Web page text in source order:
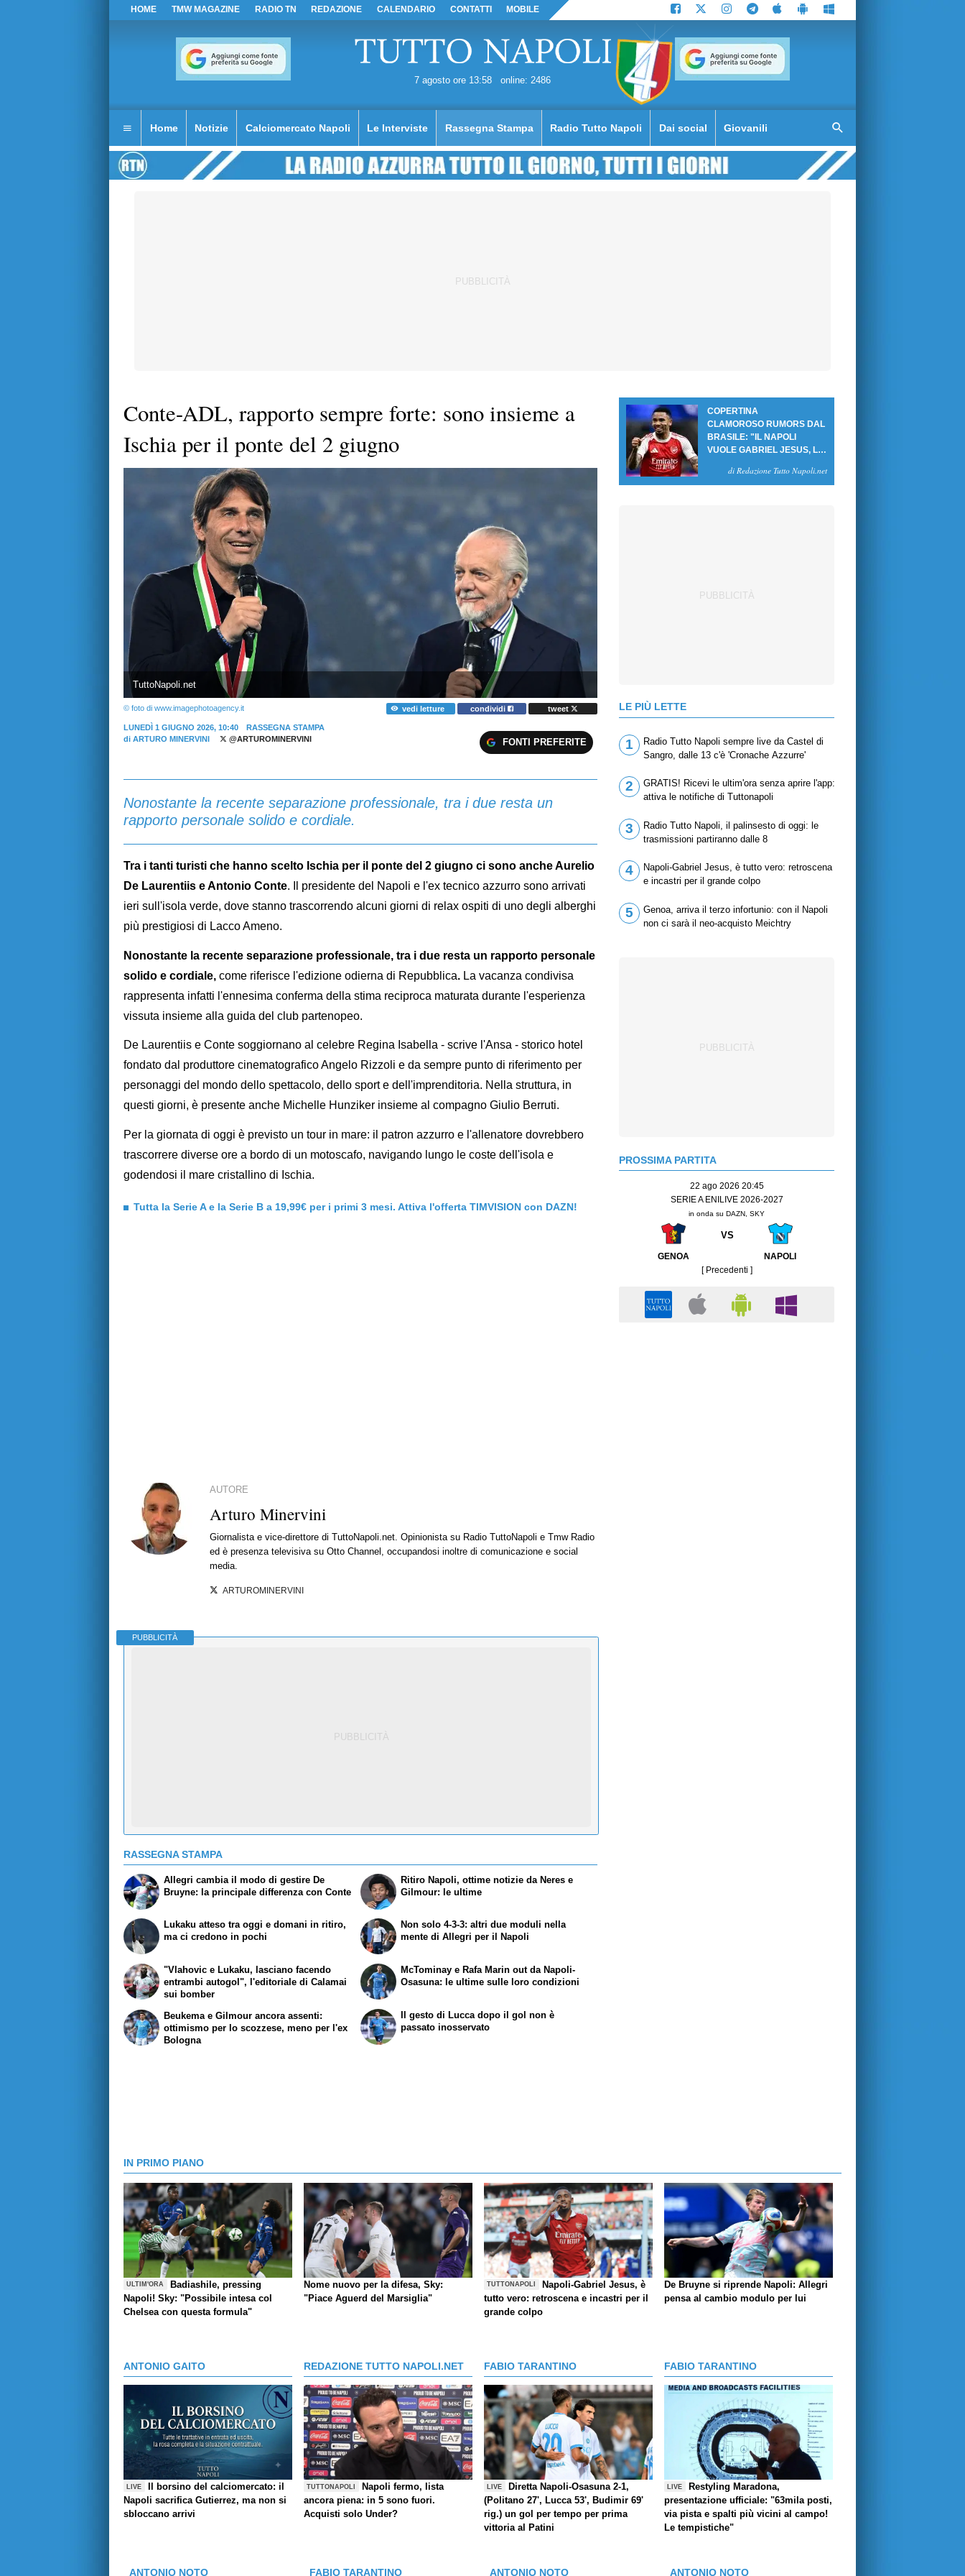
HOME TMW MAGAZINE RADIO TN REDAZIONE CALENDARIO CONTATTI MOBILE
7 agosto ore 13:58 online: 2486
Home Notizie Calciomercato Napoli Le Interviste Rassegna Stampa Radio Tutto Napoli Dai social Giovanili
Conte-ADL, rapporto sempre forte: sono insieme a
Ischia per il ponte del 2 giugno
TuttoNapoli.net
© foto di www.imagephotoagency.it vedi letture condividi tweet
LUNEDÌ 1 GIUGNO 2026, 10:40
RASSEGNA STAMPA
di ARTURO MINERVINI @ARTUROMINERVINI FONTI PREFERITE
Nonostante la recente separazione professionale, tra i due resta un
rapporto personale solido e cordiale.
Tra i tanti turisti che hanno scelto Ischia per il ponte del 2 giugno ci sono anche Aurelio
De Laurentiis e Antonio Conte. Il presidente del Napoli e l'ex tecnico azzurro sono arrivati
ieri sull'isola verde, dove stanno trascorrendo alcuni giorni di relax ospiti di uno degli alberghi
più prestigiosi di Lacco Ameno.
Nonostante la recente separazione professionale, tra i due resta un rapporto personale
solido e cordiale, come riferisce l'edizione odierna di Repubblica. La vacanza condivisa
rappresenta infatti l'ennesima conferma della stima reciproca maturata durante l'esperienza
vissuta insieme alla guida del club partenopeo.
De Laurentiis e Conte soggiornano al celebre Regina Isabella - scrive l'Ansa - storico hotel
fondato dal produttore cinematografico Angelo Rizzoli e da sempre punto di riferimento per
personaggi del mondo dello spettacolo, dello sport e dell'imprenditoria. Nella struttura, in
questi giorni, è presente anche Michelle Hunziker insieme al compagno Giulio Berruti.
Per la giornata di oggi è previsto un tour in mare: il patron azzurro e l'allenatore dovrebbero
trascorrere diverse ore a bordo di un motoscafo, navigando lungo le coste dell'isola e
godendosi il mare cristallino di Ischia.
Tutta la Serie A e la Serie B a 19,99€ per i primi 3 mesi. Attiva l'offerta TIMVISION con DAZN!
AUTORE
Arturo Minervini
Giornalista e vice-direttore di TuttoNapoli.net. Opinionista su Radio TuttoNapoli e Tmw Radio
ed è presenza televisiva su Otto Channel, occupandosi inoltre di comunicazione e social
media.
ARTUROMINERVINI
PUBBLICITÀ
RASSEGNA STAMPA
Allegri cambia il modo di gestire De
Bruyne: la principale differenza con Conte
Lukaku atteso tra oggi e domani in ritiro,
ma ci credono in pochi
Ritiro Napoli, ottime notizie da Neres e
Gilmour: le ultime
Non solo 4-3-3: altri due moduli nella
mente di Allegri per il Napoli
"Vlahovic e Lukaku, lasciano facendo
entrambi autogol", l'editoriale di Calamai
sui bomber
Beukema e Gilmour ancora assenti:
ottimismo per lo scozzese, meno per l'ex
Bologna
McTominay e Rafa Marin out da Napoli-
Osasuna: le ultime sulle loro condizioni
Il gesto di Lucca dopo il gol non è
passato inosservato
COPERTINA
CLAMOROSO RUMORS DAL
BRASILE: "IL NAPOLI
VUOLE GABRIEL JESUS, LE
di Redazione Tutto Napoli.net
LE PIÙ LETTE
1
Radio Tutto Napoli sempre live da Castel di
Sangro, dalle 13 c'è 'Cronache Azzurre'
2
GRATIS! Ricevi le ultim'ora senza aprire l'app:
attiva le notifiche di Tuttonapoli
3
Radio Tutto Napoli, il palinsesto di oggi: le
trasmissioni partiranno dalle 8
4
Napoli-Gabriel Jesus, è tutto vero: retroscena
e incastri per il grande colpo
5
Genoa, arriva il terzo infortunio: con il Napoli
non ci sarà il neo-acquisto Meichtry
PROSSIMA PARTITA
22 ago 2026 20:45
SERIE A ENILIVE 2026-2027
in onda su DAZN, SKY
VS
GENOA
NAPOLI
[ Precedenti ]
IN PRIMO PIANO
ULTIM'ORA
Badiashile, pressing
Napoli! Sky: "Possibile intesa col
Chelsea con questa formula"
Nome nuovo per la difesa, Sky:
"Piace Aguerd del Marsiglia"
TUTTONAPOLI
Napoli-Gabriel Jesus, è
tutto vero: retroscena e incastri per il
grande colpo
De Bruyne si riprende Napoli: Allegri
pensa al cambio modulo per lui
ANTONIO GAITO
LIVE
Il borsino del calciomercato: il
Napoli sacrifica Gutierrez, ma non si
sbloccano arrivi
REDAZIONE TUTTO NAPOLI.NET
TUTTONAPOLI
Napoli fermo, lista
ancora piena: in 5 sono fuori.
Acquisti solo Under?
FABIO TARANTINO
LIVE
Diretta Napoli-Osasuna 2-1,
(Politano 27', Lucca 53', Budimir 69'
rig.) un gol per tempo per prima
vittoria al Patini
FABIO TARANTINO
LIVE
Restyling Maradona,
presentazione ufficiale: "63mila posti,
via pista e spalti più vicini al campo!
Le tempistiche"
ANTONIO NOTO FABIO TARANTINO ANTONIO NOTO ANTONIO NOTO